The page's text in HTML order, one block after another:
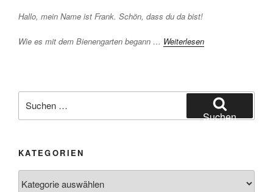
Hallo, mein Name ist Frank. Schön, dass du da bist!
Wie es mit dem Bienengarten begann … Weiterlesen
nach:
Suchen
KATEGORIEN